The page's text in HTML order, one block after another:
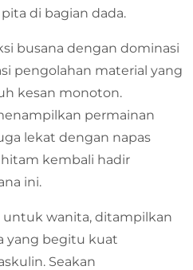
di bagian dada.
busana dengan dominasi
pengolahan material yang
kesan monoton.
permainan
lekat dengan napas
kembali hadir
ini.
untuk wanita, ditampilkan
yang begitu kuat
Seakan